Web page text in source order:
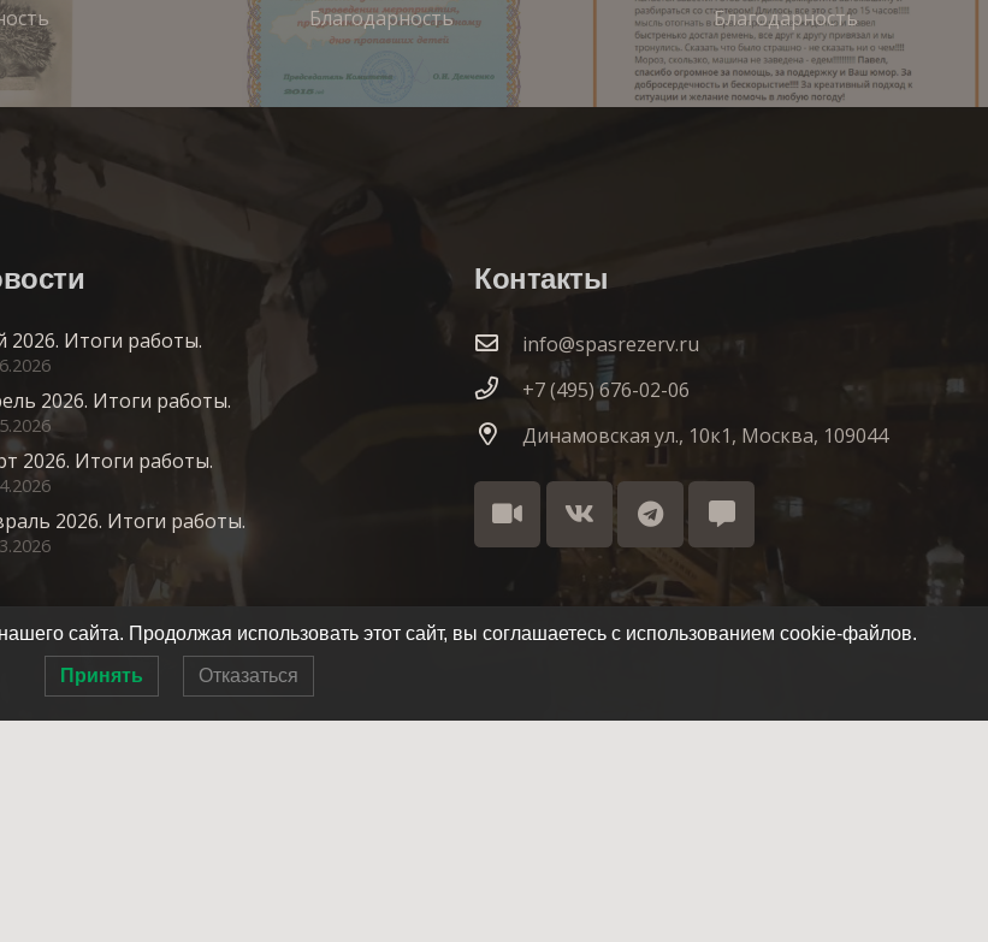
Благодарность Благодарность
2026. Итоги работы.
2026. Итоги работы.
2026. Итоги работы.
2026. Итоги работы.
Контакты
info@spasrezerv.ru
+7 (495) 676-02-06
Динамовская ул., 10к1, Москва, 109044
сайта. Продолжая использовать этот сайт, вы соглашаетесь с использованием cookie-файлов.
Принять Отказаться